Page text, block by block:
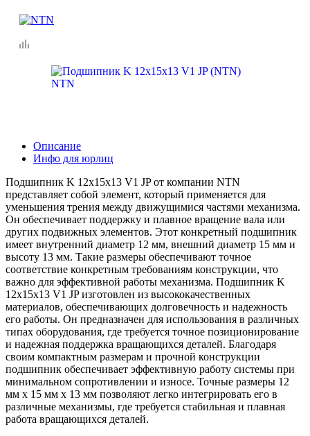
Описание
Инфо для юрлиц
Подшипник K 12x15x13 V1 JP от компании NTN
представляет собой элемент, который применяется для
уменьшения трения между движущимися частями механизма.
Он обеспечивает поддержку и плавное вращение вала или
других подвижных элементов. Этот конкретный подшипник
имеет внутренний диаметр 12 мм, внешний диаметр 15 мм и
высоту 13 мм. Такие размеры обеспечивают точное
соответствие конкретным требованиям конструкции, что
важно для эффективной работы механизма. Подшипник K
12x15x13 V1 JP изготовлен из высококачественных
материалов, обеспечивающих долговечность и надежность
его работы. Он предназначен для использования в различных
типах оборудования, где требуется точное позиционирование
и надежная поддержка вращающихся деталей. Благодаря
своим компактным размерам и прочной конструкции
подшипник обеспечивает эффективную работу системы при
минимальном сопротивлении и износе. Точные размеры 12
мм х 15 мм х 13 мм позволяют легко интегрировать его в
различные механизмы, где требуется стабильная и плавная
работа вращающихся деталей.